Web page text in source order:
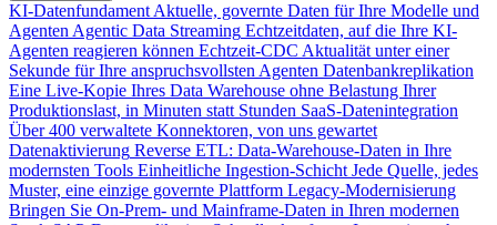
KI-Datenfundament Aktuelle, governte Daten für Ihre Modelle und
Agenten Agentic Data Streaming Echtzeitdaten, auf die Ihre KI-
Agenten reagieren können Echtzeit-CDC Aktualität unter einer
Sekunde für Ihre anspruchsvollsten Agenten Datenbankreplikation
Eine Live-Kopie Ihres Data Warehouse ohne Belastung Ihrer
Produktionslast, in Minuten statt Stunden SaaS-Datenintegration
Über 400 verwaltete Konnektoren, von uns gewartet
Datenaktivierung Reverse ETL: Data-Warehouse-Daten in Ihre
modernsten Tools Einheitliche Ingestion-Schicht Jede Quelle, jedes
Muster, eine einzige governte Plattform Legacy-Modernisierung
Bringen Sie On-Prem- und Mainframe-Daten in Ihren modernen